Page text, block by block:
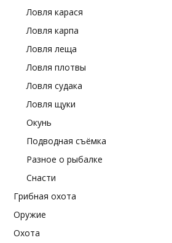
Ловля карася
Ловля карпа
Ловля леща
Ловля плотвы
Ловля судака
Ловля щуки
Окунь
Подводная съёмка
Разное о рыбалке
Снасти
Грибная охота
Оружие
Охота